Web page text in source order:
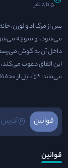
5 تا 8 نفر
پس از مرگ اد و لورن،
می‌شود. او متوجه
داخل آن به گوش می‌رسد.
این اتفاق دعوت می‌کند،
می‌ماند: *«آنابل از
قوانین
قوانین